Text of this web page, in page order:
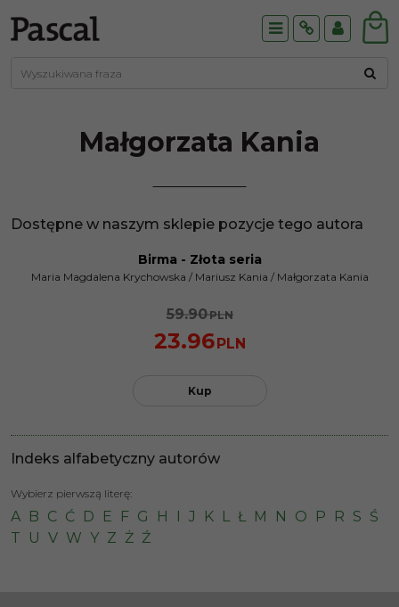
MenuInfoPanel
Małgorzata Kania
Dostępne w naszym sklepie pozycje tego autora
Birma - Złota seria
Maria Magdalena Krychowska /Mariusz Kania /Małgorzata Kania
59.90PLN
23.96PLN
Kup
Indeks alfabetyczny autorów
Wybierz pierwszą literę:
A B C Ć D E F G H I J K L Ł M N O P R S Ś
T
U V W Y Z Ż Ź